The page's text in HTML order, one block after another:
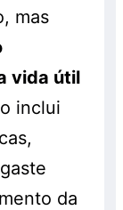
mas
vida útil
inclui
da